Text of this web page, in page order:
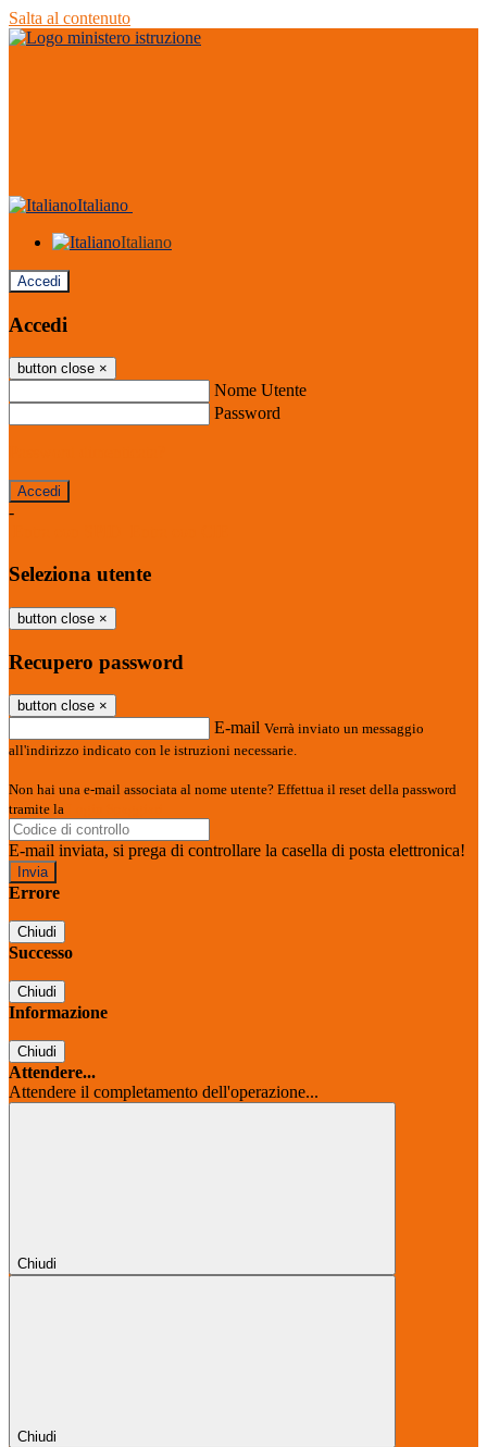
Salta al contenuto
Italiano
Italiano
Accedi
Accedi
button close ×
Nome Utente
Password
-
Seleziona utente
button close ×
Recupero password
button close ×
E-mail Verrà inviato un messaggio
all'indirizzo indicato con le istruzioni necessarie.
Non hai una e-mail associata al nome utente? Effettua il reset della password
tramite la
E-mail inviata, si prega di controllare la casella di posta elettronica!
Errore
Chiudi
Successo
Chiudi
Informazione
Chiudi
Attendere...
Attendere il completamento dell'operazione...
Chiudi
Chiudi